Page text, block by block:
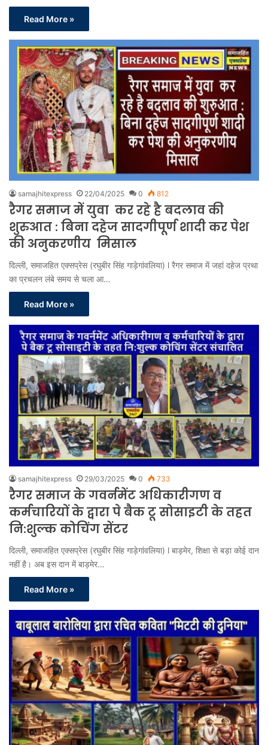
Read More »
samajhitexpress 22/04/2025 0 812
रैगर समाज में युवा कर रहे है बदलाव की
शुरुआत : बिना दहेज सादगीपूर्ण शादी कर पेश
की अनुकरणीय मिसाल
दिल्ली, समाजहित एक्सप्रेस (रघुबीर सिंह गाड़ेगांवलिया) l रैगर समाज में जहां दहेज प्रथा
का प्रचलन लंबे समय से चला आ…
Read More »
samajhitexpress 29/03/2025 0 733
रैगर समाज के गवर्नमेंट अधिकारीगण व
कर्मचारियों के द्वारा पे बैक टू सोसाइटी के तहत
नि:शुल्क कोचिंग सेंटर
दिल्ली, समाजहित एक्सप्रेस (रघुबीर सिंह गाड़ेगांवलिया) l बाड़मेर, शिक्षा से बड़ा कोई दान
नहीं है। अब इस दान में बाड़मेर…
Read More »